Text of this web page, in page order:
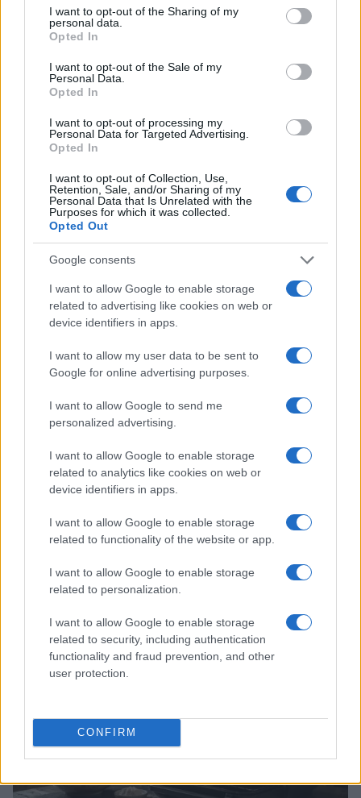
not limited to your visit or usage behaviour. You may click to
grant or deny consent to Google and its third-party tags to
use your data for below specified purposes in below Google
consent section.
I want to opt-out of the Sharing of my
personal data.
Opted In
I want to opt-out of the Sale of my
Personal Data.
Opted In
I want to opt-out of processing my
Personal Data for Targeted Advertising.
Opted In
I want to opt-out of Collection, Use,
Retention, Sale, and/or Sharing of my
Personal Data that Is Unrelated with the
Purposes for which it was collected.
Opted Out
Google consents
I want to allow Google to enable storage
related to advertising like cookies on web or
device identifiers in apps.
I want to allow my user data to be sent to
Google for online advertising purposes.
I want to allow Google to send me
personalized advertising.
I want to allow Google to enable storage
related to analytics like cookies on web or
device identifiers in apps.
I want to allow Google to enable storage
related to functionality of the website or app.
I want to allow Google to enable storage
related to personalization.
I want to allow Google to enable storage
related to security, including authentication
functionality and fraud prevention, and other
user protection.
CONFIRM
de alcanzar tus objetivos. ¿Listo para probarlos?
¡Comparte tus experiencias y cuéntanos cómo te
han funcionado!
staff
Sigue leyendo
POSTRES